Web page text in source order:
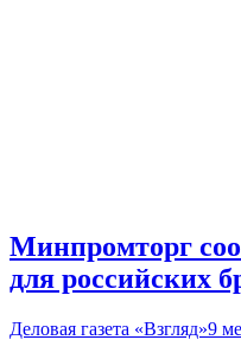
Минпромторг
для российских
Деловая газета «Взгляд»9